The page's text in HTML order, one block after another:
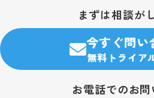
まずは相談が
今すぐ問い
無料トライア
お電話でのお